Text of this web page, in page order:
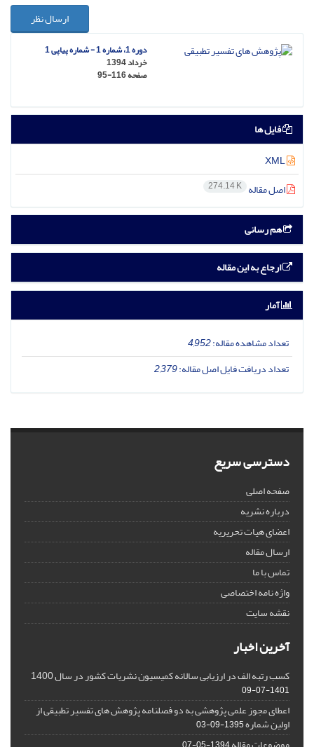
ارسال نظر
دوره 1، شماره 1 - شماره پیاپی 1
خرداد 1394
صفحه95-116
فایل ها
اصل مقاله 274.14 K
هم رسانی
ارجاع به این مقاله
آمار
تعداد مشاهده مقاله:4,952
تعداد دریافت فایل اصل مقاله:2,379
دسترسی سریع
صفحه اصلی
درباره نشریه
اعضای هیات تحریریه
ارسال مقاله
تماس با ما
واژه نامه اختصاصی
نقشه سایت
آخرین اخبار
کسب رتبه الف در ارزیابی سالانه کمیسیون نشریات کشور در سال 1400
1401-07-09
اعطای مجوز علمی پژوهشی به دو فصلنامه پژوهش های تفسیر تطبیقی از
اولین شماره1395-09-03